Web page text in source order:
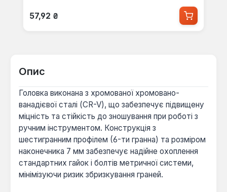
Звичайна ціна:
57,92 ₴
Опис
Головка виконана з хромованої хромовано-
ванадієвої сталі (CR-V), що забезпечує підвищену
міцність та стійкість до зношування при роботі з
ручним інструментом. Конструкція з
шестигранним профілем (6-ти гранна) та розміром
наконечника 7 мм забезпечує надійне охоплення
стандартних гайок і болтів метричної системи,
мінімізуючи ризик збризкування граней.